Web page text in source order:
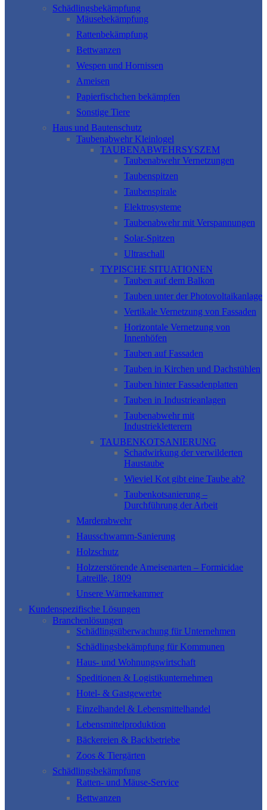
Schädlingsbekämpfung
Mäusebekämpfung
Rattenbekämpfung
Bettwanzen
Wespen und Hornissen
Ameisen
Papierfischchen bekämpfen
Sonstige Tiere
Haus und Bautenschutz
Taubenabwehr Kleinlogel
TAUBENABWEHRSYSZEM
Taubenabwehr Vernetzungen
Taubenspitzen
Taubenspirale
Elektrosysteme
Taubenabwehr mit Verspannungen
Solar-Spitzen
Ultraschall
TYPISCHE SITUATIONEN
Tauben auf dem Balkon
Tauben unter der Photovoltaikanlage
Vertikale Vernetzung von Fassaden
Horizontale Vernetzung von
Innenhöfen
Tauben auf Fassaden
Tauben in Kirchen und Dachstühlen
Tauben hinter Fassadenplatten
Tauben in Industrieanlagen
Taubenabwehr mit
Industriekletterern
TAUBENKOTSANIERUNG
Schadwirkung der verwilderten
Haustaube
Wieviel Kot gibt eine Taube ab?
Taubenkotsanierung –
Durchführung der Arbeit
Marderabwehr
Hausschwamm-Sanierung
Holzschutz
Holzzerstörende Ameisenarten – Formicidae
Latreille, 1809
Unsere Wärmekammer
Kundenspezifische Lösungen
Branchenlösungen
Schädlingsüberwachung für Unternehmen
Schädlingsbekämpfung für Kommunen
Haus- und Wohnungswirtschaft
Speditionen & Logistikunternehmen
Hotel- & Gastgewerbe
Einzelhandel & Lebensmittelhandel
Lebensmittelproduktion
Bäckereien & Backbetriebe
Zoos & Tiergärten
Schädlingsbekämpfung
Ratten- und Mäuse-Service
Bettwanzen